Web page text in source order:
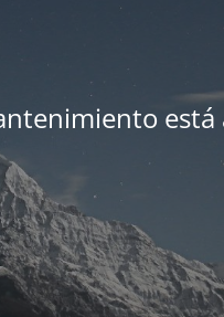
está